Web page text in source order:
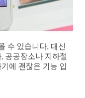
수 있습니다. 대신
공공장소나 지하철
에 괜찮은 기능 입